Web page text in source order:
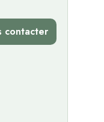
contacter